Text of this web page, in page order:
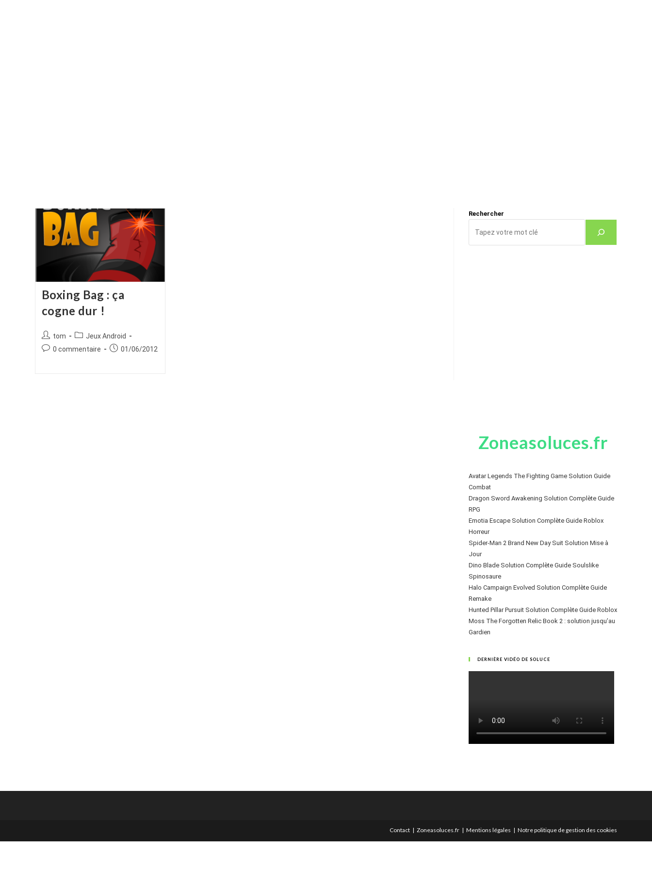
Boxing Bag : ça
cogne dur !
Auteur/autrice
de
tom
Post
category:
Jeux Android
Commentaires
0 commentaire
Publication
01/06/2012
Rechercher
Zoneasoluces.fr
Avatar Legends The Fighting Game Solution Guide
Combat
Dragon Sword Awakening Solution Complète Guide
RPG
Emotia Escape Solution Complète Guide Roblox
Horreur
Spider-Man 2 Brand New Day Suit Solution Mise à
Jour
Dino Blade Solution Complète Guide Soulslike
Spinosaure
Halo Campaign Evolved Solution Complète Guide
Remake
Hunted Pillar Pursuit Solution Complète Guide Roblox
Moss The Forgotten Relic Book 2 : solution jusqu’au
Gardien
DERNIÈRE VIDÉO DE SOLUCE
Contact Zoneasoluces.fr Mentions légales Notre politique de gestion des cookies